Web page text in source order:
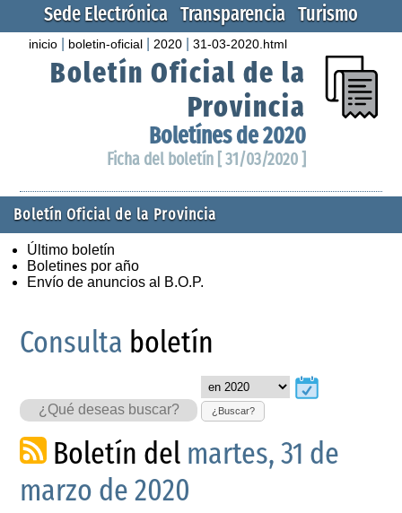
Sede Electrónica Transparencia Turismo
inicio boletin-oficial 2020 |31-03-2020.html
Boletín Oficial de la
Provincia
Boletínes de 2020
Ficha del boletín [ 31/03/2020 ]
Boletín Oficial de la Provincia
Último boletín
Boletines por año
Envío de anuncios al B.O.P.
Consulta boletín
¿Buscar?
Boletín del martes, 31 de
marzo de 2020